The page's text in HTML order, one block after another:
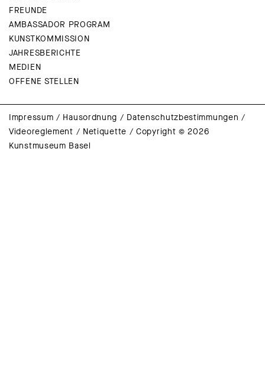
FREUNDE
AMBASSADOR PROGRAM
KUNSTKOMMISSION
JAHRESBERICHTE
MEDIEN
OFFENE STELLEN
Impressum / Hausordnung / Datenschutzbestimmungen /
Videoreglement / Netiquette /Copyright © 2026
Kunstmuseum Basel